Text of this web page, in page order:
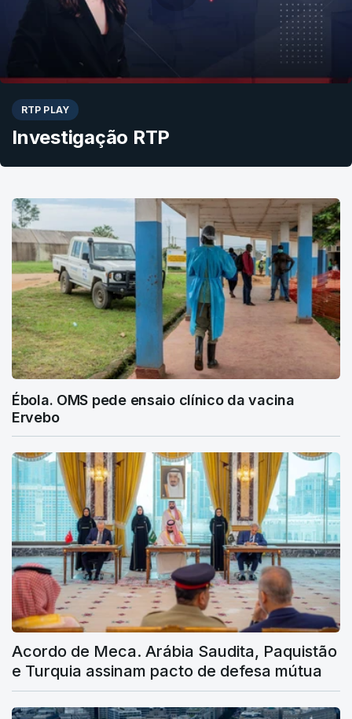
RTP PLAY
Investigação RTP
Ébola. OMS pede ensaio clínico da vacina
Ervebo
Acordo de Meca. Arábia Saudita, Paquistão
e Turquia assinam pacto de defesa mútua